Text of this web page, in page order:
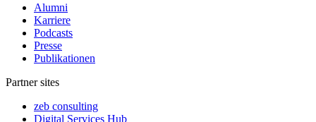
Alumni
Karriere
Podcasts
Presse
Publikationen
Partner sites
zeb consulting
Digital Services Hub